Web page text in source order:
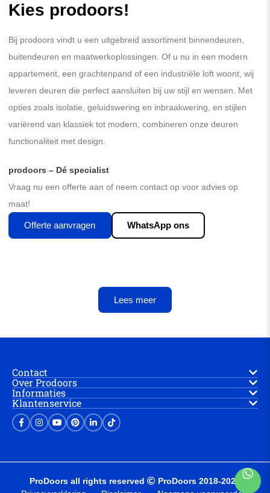
Kies prodoors!
Bij prodoors vindt u een uitgebreid assortiment binnendeuren,
buitendeuren en maatwerkoplossingen. Of u nu in een modern
appartement, een grachtenpand of een industriële loft woont, wij
leveren deuren die perfect aansluiten bij uw stijl en wensen. Met
opties zoals isolatie, geluidswering en inbraakwering, en stijlen
variërend van klassiek tot modern, combineren onze deuren
functionaliteit met design.
prodoors – Dé specialist
Vraag nu een offerte aan of neem contact op voor advies op
maat!
Offerte aanvragen WhatsApp ons
Lees meer
Contact
Over Prodoors
Informaties
Klantenservice
ProDoors all rights reserved
ProDoors 2018-2025